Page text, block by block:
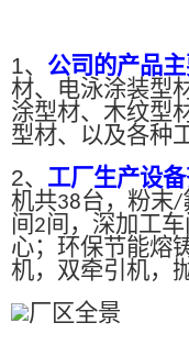
1、 公司的产品主
材、电泳涂装型
涂型材、木纹型
型材、以及各种
2、 工厂生产设备
机共38台，粉末/
间2间，深加工
心；环保节能熔
机，双牵引机，